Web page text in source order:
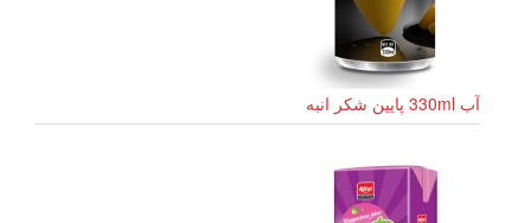
آب 330ml پایین شکر انبه